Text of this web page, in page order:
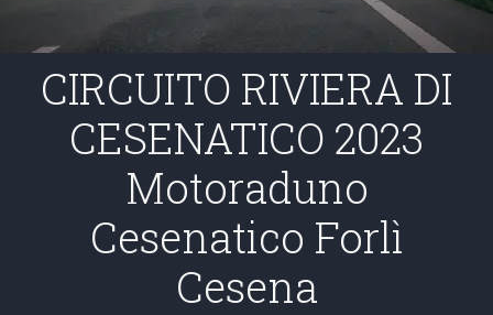
CIRCUITO RIVIERA DI
CESENATICO 2023
Motoraduno
Cesenatico Forlì
Cesena